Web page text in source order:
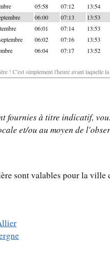
05:58 07:12 13:54
06:00 07:13 13:53
06:01 07:14 13:53
06:02 07:16 13:53
06:04 07:17 13:52
! C'est simplement l'heure avant laquelle
fournies à titre indicatif,
et/ou au moyen de
sont valables pour la ville